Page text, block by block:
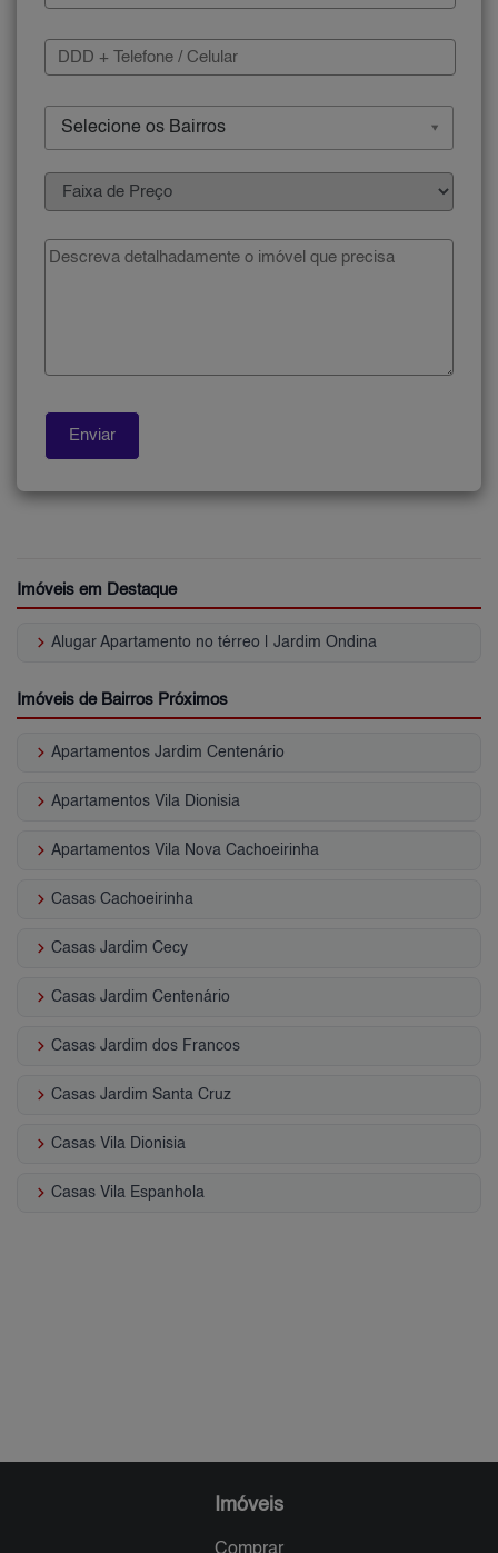
Selecione os Bairros
Imóveis em Destaque
keyboard_arrow_right Alugar Apartamento no térreo | Jardim Ondina
Imóveis de Bairros Próximos
keyboard_arrow_right Apartamentos Jardim Centenário
keyboard_arrow_right Apartamentos Vila Dionisia
keyboard_arrow_right Apartamentos Vila Nova Cachoeirinha
keyboard_arrow_right Casas Cachoeirinha
keyboard_arrow_right Casas Jardim Cecy
keyboard_arrow_right Casas Jardim Centenário
keyboard_arrow_right Casas Jardim dos Francos
keyboard_arrow_right Casas Jardim Santa Cruz
keyboard_arrow_right Casas Vila Dionisia
keyboard_arrow_right Casas Vila Espanhola
Imóveis
Comprar